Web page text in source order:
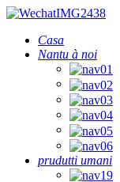
Casa
Nantu à noi
prudutti umani